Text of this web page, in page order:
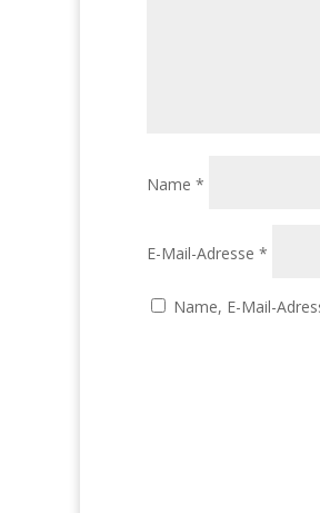
Name *
E-Mail-Adresse *
Name, E-Mail-